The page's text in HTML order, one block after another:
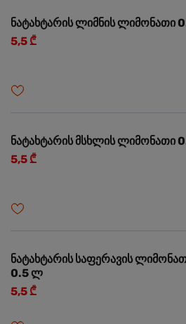
ნატახტარის ლიმნის ლიმონათი
5,5 ₾
ნატახტარის მსხლის ლიმონათი
5,5 ₾
ნატახტარის საფერავის
0.5 ლ
5,5 ₾